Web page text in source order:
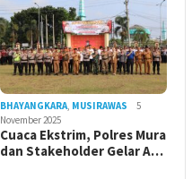
BHAYANGKARA, MUSIRAWAS
5
November 2025
Cuaca Ekstrim, Polres Mura
dan Stakeholder Gelar A…